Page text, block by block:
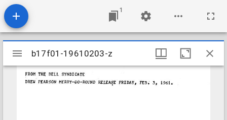
1
Mirador
viewer
b17f01-19610203-z
b17f01-19610203-z